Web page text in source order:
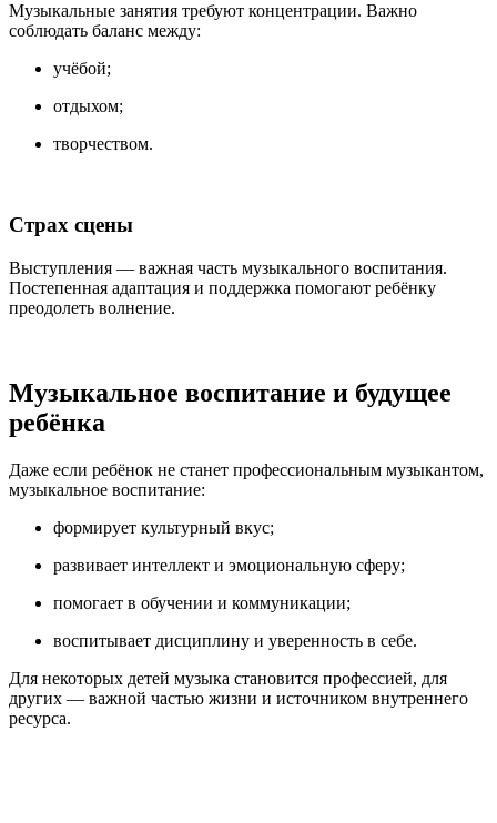
Музыкальные занятия требуют концентрации. Важно
соблюдать баланс между:
учёбой;
отдыхом;
творчеством.
Страх сцены
Выступления — важная часть музыкального воспитания.
Постепенная адаптация и поддержка помогают ребёнку
преодолеть волнение.
Музыкальное воспитание и будущее
ребёнка
Даже если ребёнок не станет профессиональным музыкантом,
музыкальное воспитание:
формирует культурный вкус;
развивает интеллект и эмоциональную сферу;
помогает в обучении и коммуникации;
воспитывает дисциплину и уверенность в себе.
Для некоторых детей музыка становится профессией, для
других — важной частью жизни и источником внутреннего
ресурса.